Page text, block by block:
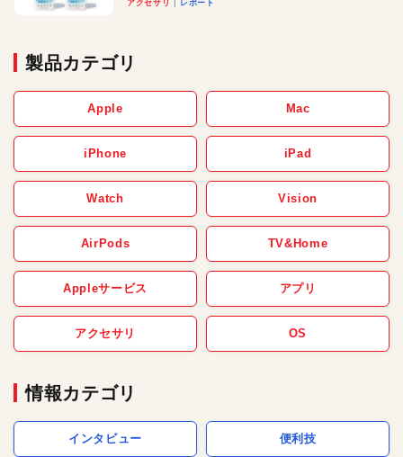
アクセサリ レポート
製品カテゴリ
Apple Mac
iPhone iPad
Watch Vision
AirPods TV&Home
Appleサービス アプリ
アクセサリ OS
情報カテゴリ
インタビュー 便利技